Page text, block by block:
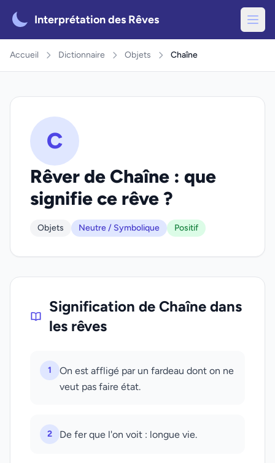
Interprétation des Rêves
Accueil Dictionnaire Objets Chaîne
C
Rêver de Chaîne : que
signifie ce rêve ?
Objets Neutre / Symbolique Positif
Signification de Chaîne dans
les rêves
1
On est affligé par un fardeau dont on ne
veut pas faire état.
2 De fer que l'on voit : longue vie.